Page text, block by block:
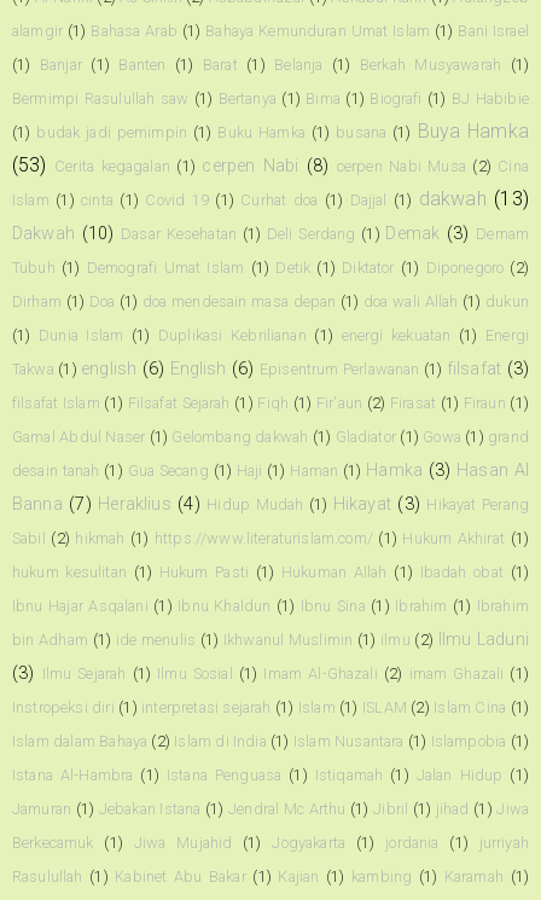
alamgir (1) Bahasa Arab (1) Bahaya Kemunduran Umat Islam (1) Bani Israel
(1)
Banjar (1) Banten (1) Barat (1) Belanja (1) Berkah Musyawarah
(1)
Bermimpi Rasulullah saw (1) Bertanya (1) Bima (1) Biografi (1) BJ Habibie
(1) budak jadi pemimpin (1) Buku Hamka (1) busana (1) Buya Hamka
(53) Cerita kegagalan (1) cerpen Nabi (8) cerpen Nabi Musa (2) Cina
Islam (1) cinta (1) Covid 19 (1) Curhat doa (1) Dajjal (1) dakwah (13)
Dakwah (10) Dasar Kesehatan (1) Deli Serdang (1) Demak (3) Demam
Tubuh (1) Demografi Umat Islam (1) Detik (1) Diktator (1) Diponegoro (2)
Dirham (1) Doa (1) doa mendesain masa depan (1) doa wali Allah (1) dukun
(1) Dunia Islam (1) Duplikasi Kebrilianan (1) energi kekuatan (1) Energi
Takwa (1) english (6) English (6) Episentrum Perlawanan (1) filsafat (3)
filsafat Islam (1) Filsafat Sejarah (1) Fiqh (1) Fir'aun (2) Firasat (1) Firaun (1)
Gamal Abdul Naser (1) Gelombang dakwah (1) Gladiator (1) Gowa (1) grand
desain tanah (1) Gua Secang (1) Haji (1) Haman (1) Hamka (3) Hasan Al
Banna (7) Heraklius (4) Hidup Mudah (1) Hikayat (3) Hikayat Perang
Sabil
(2) hikmah (1) https://www.literaturislam.com/ (1) Hukum Akhirat (1)
hukum kesulitan (1) Hukum Pasti (1) Hukuman Allah (1) Ibadah obat (1)
Ibnu Hajar Asqalani (1) Ibnu Khaldun (1) Ibnu Sina (1) Ibrahim (1) Ibrahim
bin Adham (1) ide menulis (1) Ikhwanul Muslimin (1) ilmu (2)
Ilmu Laduni
(3) Ilmu Sejarah (1) Ilmu Sosial (1) Imam Al-Ghazali (2) imam Ghazali (1)
Instropeksi diri (1) interpretasi sejarah (1) Islam (1) ISLAM (2) Islam Cina (1)
Islam dalam Bahaya (2) Islam di India (1) Islam Nusantara (1) Islampobia (1)
Istana Al-Hambra (1) Istana Penguasa (1) Istiqamah (1) Jalan Hidup (1)
Jamuran (1) Jebakan Istana (1) Jendral Mc Arthu (1) Jibril (1) jihad (1) Jiwa
Berkecamuk
(1) Jiwa Mujahid (1) Jogyakarta (1) jordania (1)
jurriyah
Rasulullah (1) Kabinet Abu Bakar (1) Kajian (1) kambing (1) Karamah (1)